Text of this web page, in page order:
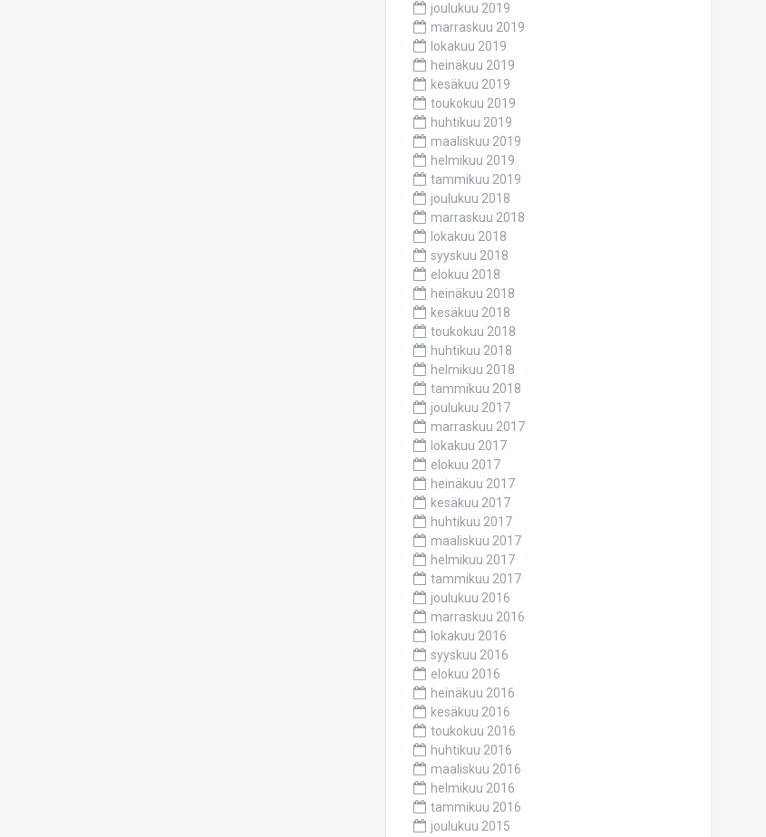
joulukuu 2019
marraskuu 2019
lokakuu 2019
heinäkuu 2019
kesäkuu 2019
toukokuu 2019
huhtikuu 2019
maaliskuu 2019
helmikuu 2019
tammikuu 2019
joulukuu 2018
marraskuu 2018
lokakuu 2018
syyskuu 2018
elokuu 2018
heinäkuu 2018
kesäkuu 2018
toukokuu 2018
huhtikuu 2018
helmikuu 2018
tammikuu 2018
joulukuu 2017
marraskuu 2017
lokakuu 2017
elokuu 2017
heinäkuu 2017
kesäkuu 2017
huhtikuu 2017
maaliskuu 2017
helmikuu 2017
tammikuu 2017
joulukuu 2016
marraskuu 2016
lokakuu 2016
syyskuu 2016
elokuu 2016
heinäkuu 2016
kesäkuu 2016
toukokuu 2016
huhtikuu 2016
maaliskuu 2016
helmikuu 2016
tammikuu 2016
joulukuu 2015